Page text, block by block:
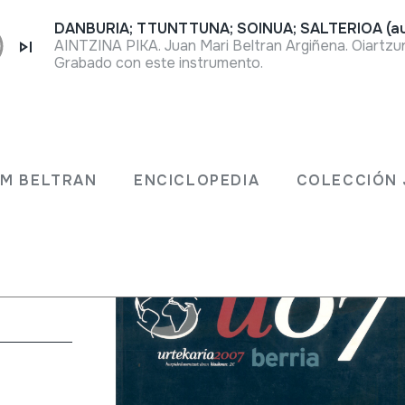
BELTRAN ENCICLOPEDIA COLECCIÓN
DANBURIA; TTUNTTUNA; SOINUA; SALTERIOA
AINTZINA PIKA. Juan Mari Beltran Argiñena.
Grabado con este instrumento.
Ainara